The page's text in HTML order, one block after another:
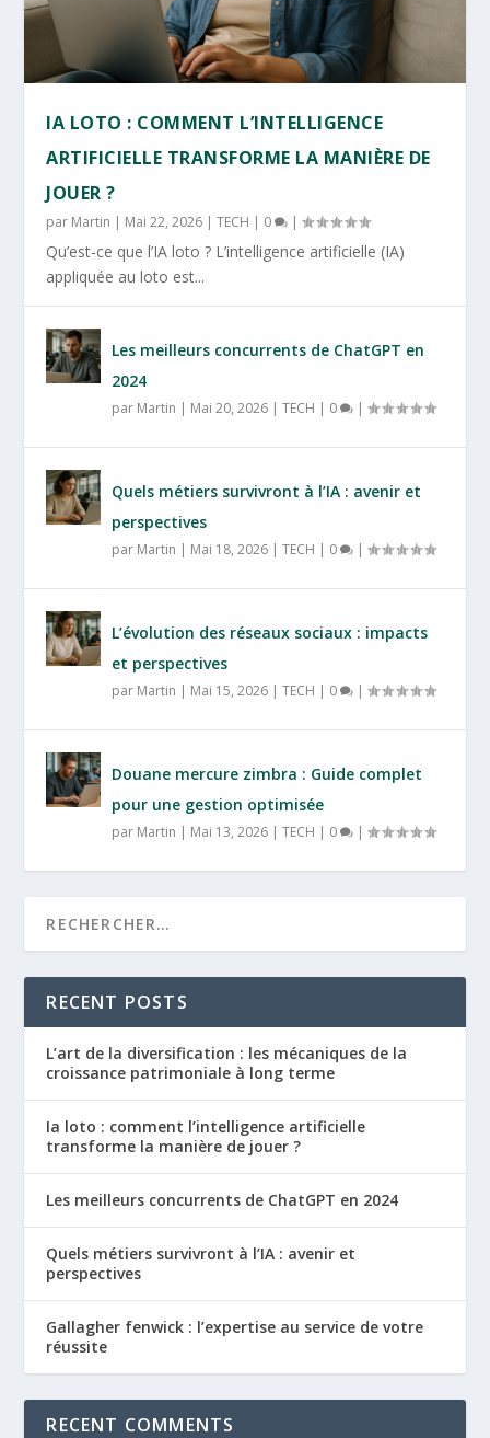
IA LOTO : COMMENT L’INTELLIGENCE
ARTIFICIELLE TRANSFORME LA MANIÈRE DE
JOUER ?
par Martin Mai 22, 2026 |TECH 0 |
Qu’est-ce que l’IA loto ? L’intelligence artificielle (IA)
appliquée au loto est...
Les meilleurs concurrents de ChatGPT en
2024
par Martin Mai 20, 2026 |TECH 0 |
Quels métiers survivront à l’IA : avenir et
perspectives
par Martin Mai 18, 2026 |TECH 0 |
L’évolution des réseaux sociaux : impacts
et perspectives
par Martin Mai 15, 2026 |TECH 0 |
Douane mercure zimbra : Guide complet
pour une gestion optimisée
par Martin Mai 13, 2026 |TECH 0 |
RECENT POSTS
L’art de la diversification : les mécaniques de la
croissance patrimoniale à long terme
Ia loto : comment l’intelligence artificielle
transforme la manière de jouer ?
Les meilleurs concurrents de ChatGPT en 2024
Quels métiers survivront à l’IA : avenir et
perspectives
Gallagher fenwick : l’expertise au service de votre
réussite
RECENT COMMENTS